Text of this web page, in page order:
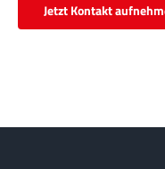
Jetzt Kontakt